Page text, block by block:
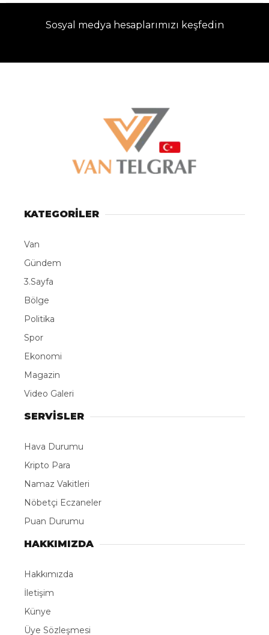
Sosyal medya hesaplarımızı keşfedin
KATEGORİLER
Van
Gündem
3.Sayfa
Bölge
Politika
Spor
Ekonomi
Magazin
Video Galeri
SERVİSLER
Hava Durumu
Kripto Para
Namaz Vakitleri
Nöbetçi Eczaneler
Puan Durumu
HAKKIMIZDA
Hakkımızda
İletişim
Künye
Üye Sözleşmesi